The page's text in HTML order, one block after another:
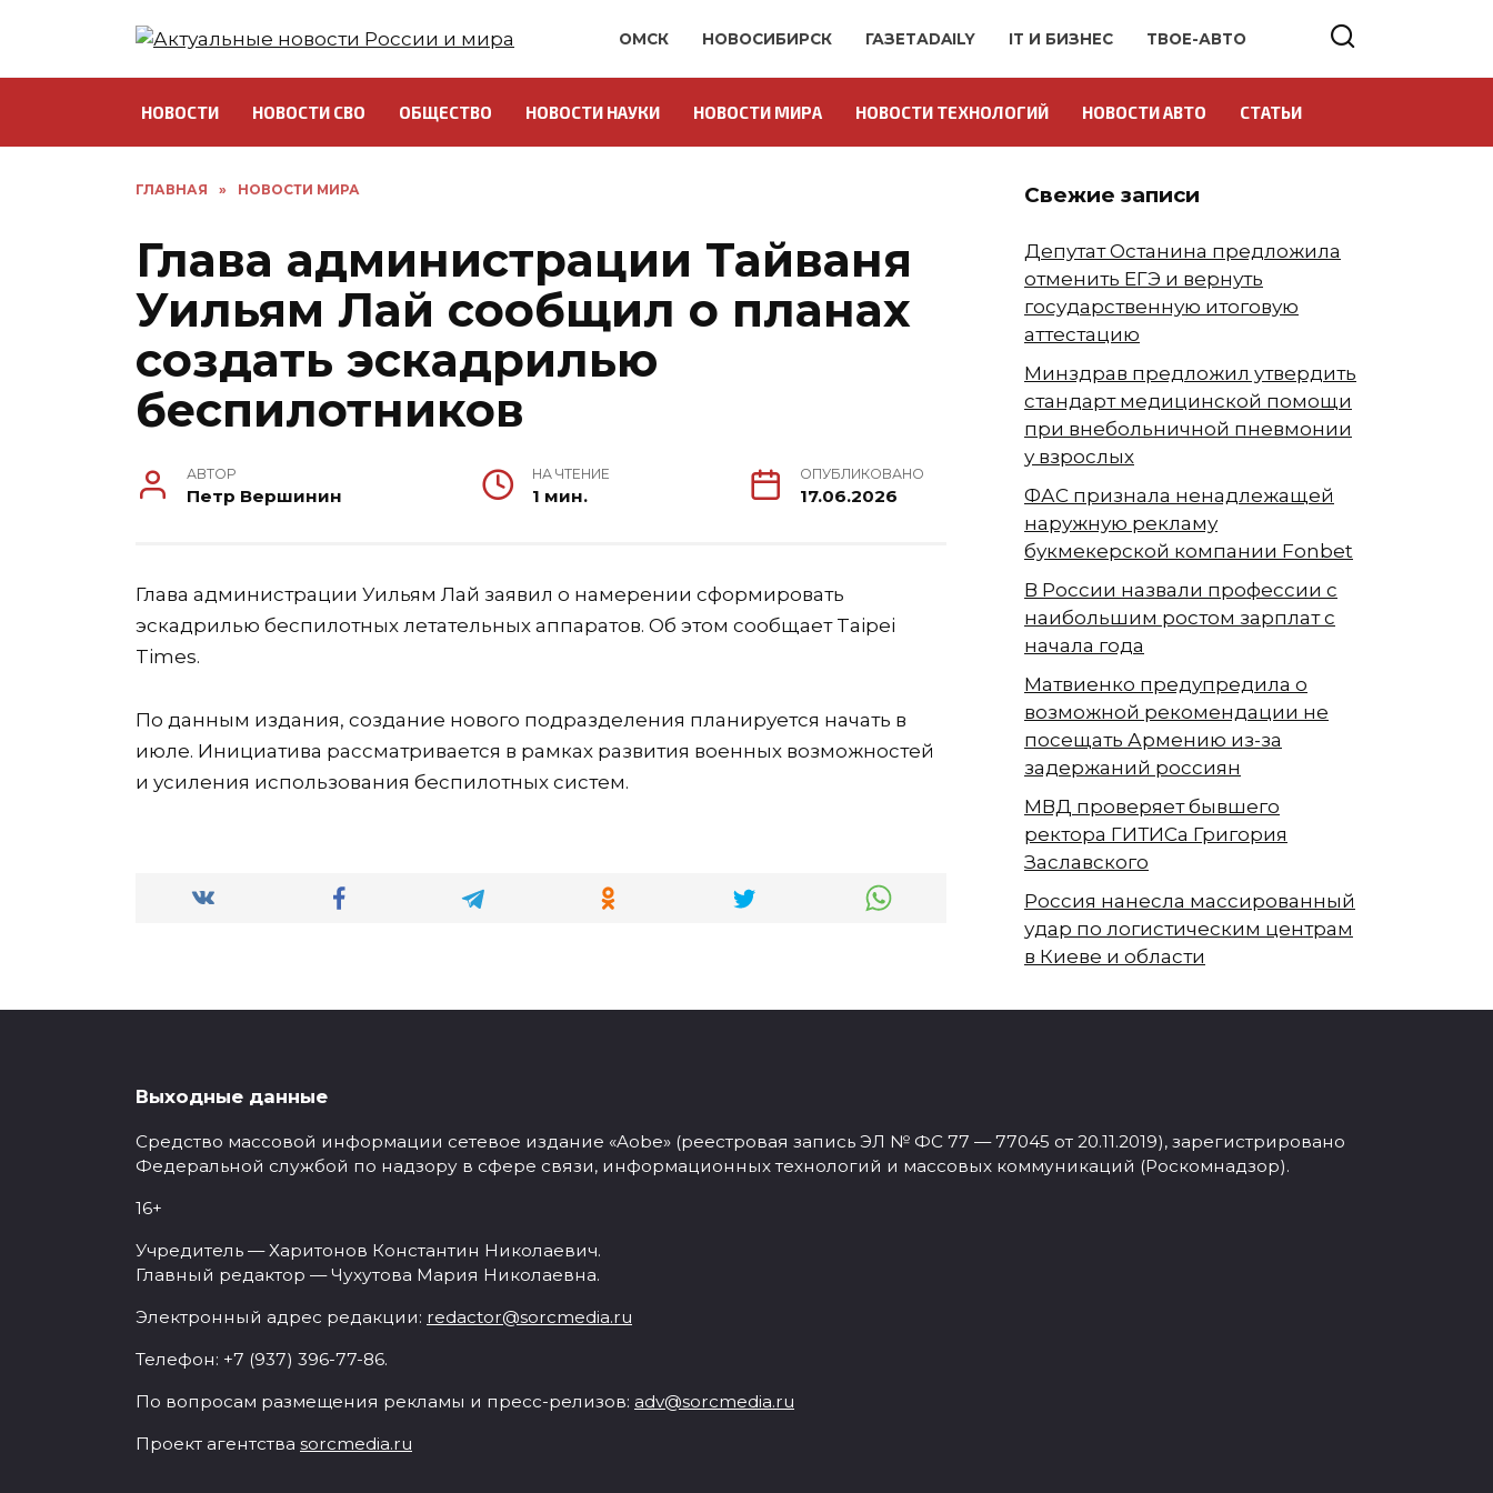
ОМСК НОВОСИБИРСК ГАЗЕТАDAILY IT И БИЗНЕС ТВОЕ-АВТО
НОВОСТИ НОВОСТИ СВО ОБЩЕСТВО НОВОСТИ НАУКИ НОВОСТИ МИРА НОВОСТИ ТЕХНОЛОГИЙ НОВОСТИ АВТО СТАТЬИ
ГЛАВНАЯ » НОВОСТИ МИРА
Глава администрации Тайваня
Уильям Лай сообщил о планах
создать эскадрилью
беспилотников
АВТОР
Петр Вершинин
НА ЧТЕНИЕ
1 мин.
ОПУБЛИКОВАНО
17.06.2026
Глава администрации Уильям Лай заявил о намерении сформировать
эскадрилью беспилотных летательных аппаратов. Об этом сообщает Taipei
Times.
По данным издания, создание нового подразделения планируется начать в
июле. Инициатива рассматривается в рамках развития военных возможностей
и усиления использования беспилотных систем.
Свежие записи
Депутат Останина предложила
отменить ЕГЭ и вернуть
государственную итоговую
аттестацию
Минздрав предложил утвердить
стандарт медицинской помощи
при внебольничной пневмонии
у взрослых
ФАС признала ненадлежащей
наружную рекламу
букмекерской компании Fonbet
В России назвали профессии с
наибольшим ростом зарплат с
начала года
Матвиенко предупредила о
возможной рекомендации не
посещать Армению из-за
задержаний россиян
МВД проверяет бывшего
ректора ГИТИСа Григория
Заславского
Россия нанесла массированный
удар по логистическим центрам
в Киеве и области
Выходные данные
Средство массовой информации сетевое издание «Aobe» (реестровая запись ЭЛ № ФС 77 — 77045 от 20.11.2019), зарегистрировано
Федеральной службой по надзору в сфере связи, информационных технологий и массовых коммуникаций (Роскомнадзор).
16+
Учредитель — Харитонов Константин Николаевич.
Главный редактор — Чухутова Мария Николаевна.
Электронный адрес редакции: redactor@sorcmedia.ru
Телефон: +7 (937) 396-77-86.
По вопросам размещения рекламы и пресс-релизов: adv@sorcmedia.ru
Проект агентства sorcmedia.ru